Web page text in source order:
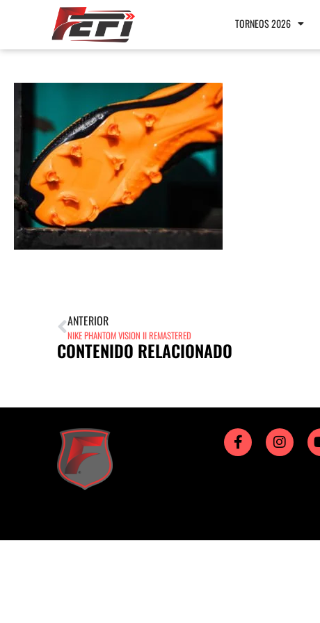
TORNEOS 2026
ANTERIOR
NIKE PHANTOM VISION II REMASTERED
CONTENIDO RELACIONADO